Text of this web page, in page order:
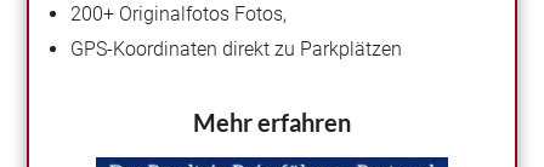
200+ Originalfotos Fotos,
GPS-Koordinaten direkt zu Parkplätzen
Mehr erfahren